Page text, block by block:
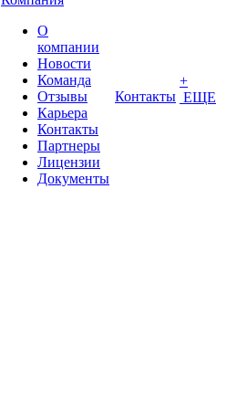
О
компании
Новости
Команда
Отзывы
Карьера
Контакты
Партнеры
Лицензии
Документы
Контакты
+
ЕЩЕ